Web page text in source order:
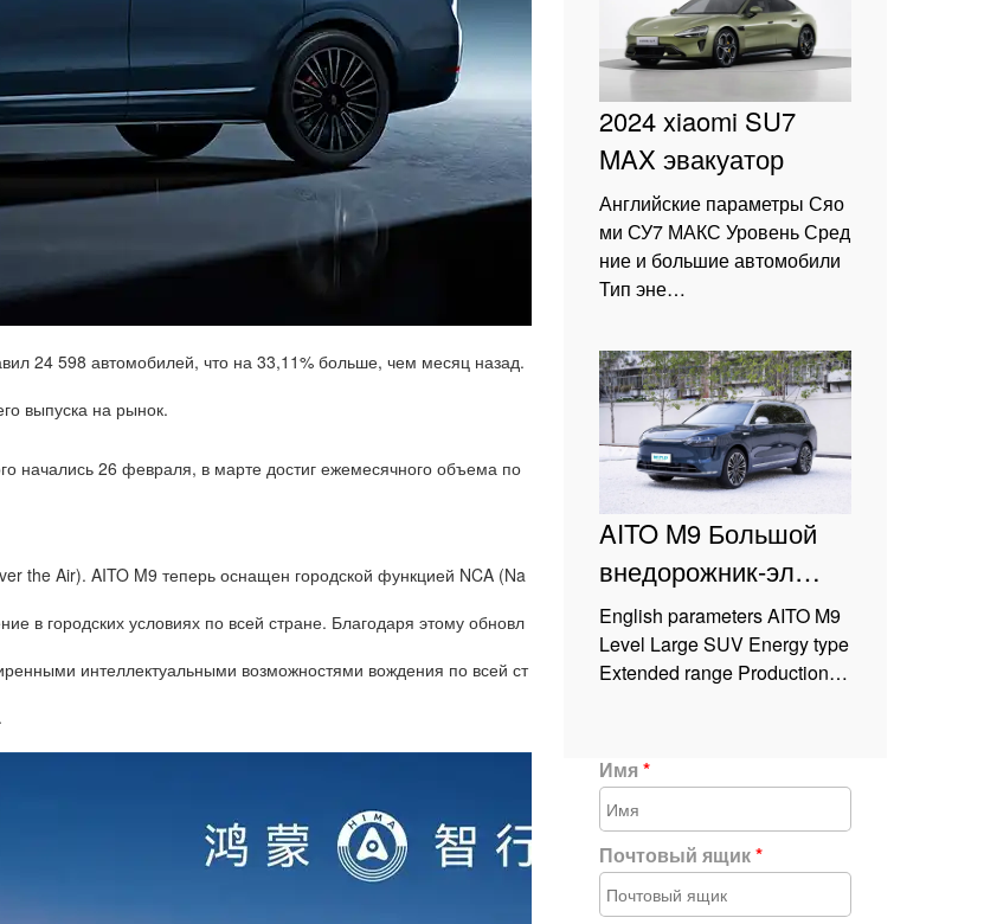
24 598 автомобилей, что на 33,11% больше, чем месяц назад.
выпуска на рынок.
начались 26 февраля, в марте достиг ежемесячного объема по
the Air). AITO M9 теперь оснащен городской функцией NCA (Na
в городских условиях по всей стране. Благодаря этому обновл
интеллектуальными возможностями вождения по всей ст
2024 xiaomi SU7
MAX эвакуатор
Английские параметры Сяо
ми СУ7 МАКС Уровень Сред
ние и большие автомобили
Тип эне…
AITO M9 Большой
внедорожник-эл…
English parameters AITO M9
Level Large SUV Energy type
Extended range Production…
Имя*
Почтовый ящик*